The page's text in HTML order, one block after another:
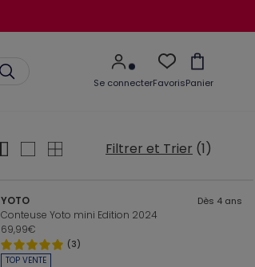
Se connecter Panier
Favoris
Filtrer et Trier (1)
TOP VENTE
YOTO Dès 4 ans
Conteuse Yoto mini Edition 2024
69,99€
(3)